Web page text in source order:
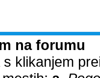
na forumu
klikanjem